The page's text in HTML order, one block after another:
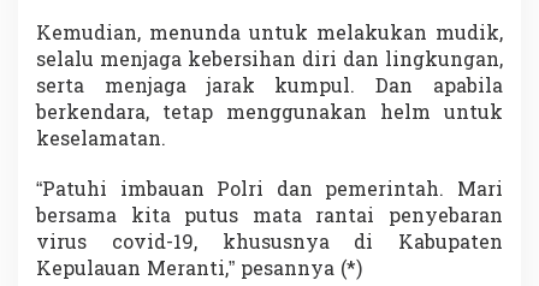
Kemudian, menunda untuk melakukan mudik,
selalu menjaga kebersihan diri dan lingkungan,
serta menjaga jarak kumpul. Dan apabila
berkendara, tetap menggunakan helm untuk
keselamatan.
“Patuhi imbauan Polri dan pemerintah. Mari
bersama kita putus mata rantai penyebaran
virus covid-19, khususnya di Kabupaten
Kepulauan Meranti,” pesannya (*)